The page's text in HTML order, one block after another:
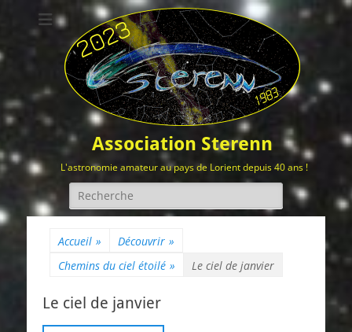
Association Sterenn
L'astronomie amateur au pays de Lorient depuis 40 ans !
Rechercher :
Accueil » Découvrir »
Chemins du ciel étoilé » Le ciel de janvier
Le ciel de janvier